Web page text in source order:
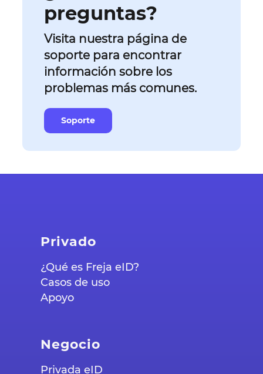
preguntas?
Visita nuestra página de
soporte para encontrar
información sobre los
problemas más comunes.
Soporte
Privado
¿Qué es Freja eID?
Casos de uso
Apoyo
Negocio
Privada eID